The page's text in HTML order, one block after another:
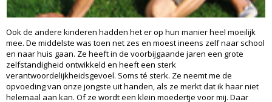
Ook de andere kinderen hadden het er op hun manier heel moeilijk
mee. De middelste was toen net zes en moest ineens zelf naar school
en naar huis gaan. Ze heeft in de voorbijgaande jaren een grote
zelfstandigheid ontwikkeld en heeft een sterk
verantwoordelijkheidsgevoel. Soms té sterk. Ze neemt me de
opvoeding van onze jongste uit handen, als ze merkt dat ik haar niet
helemaal aan kan. Of ze wordt een klein moedertje voor mij. Daar